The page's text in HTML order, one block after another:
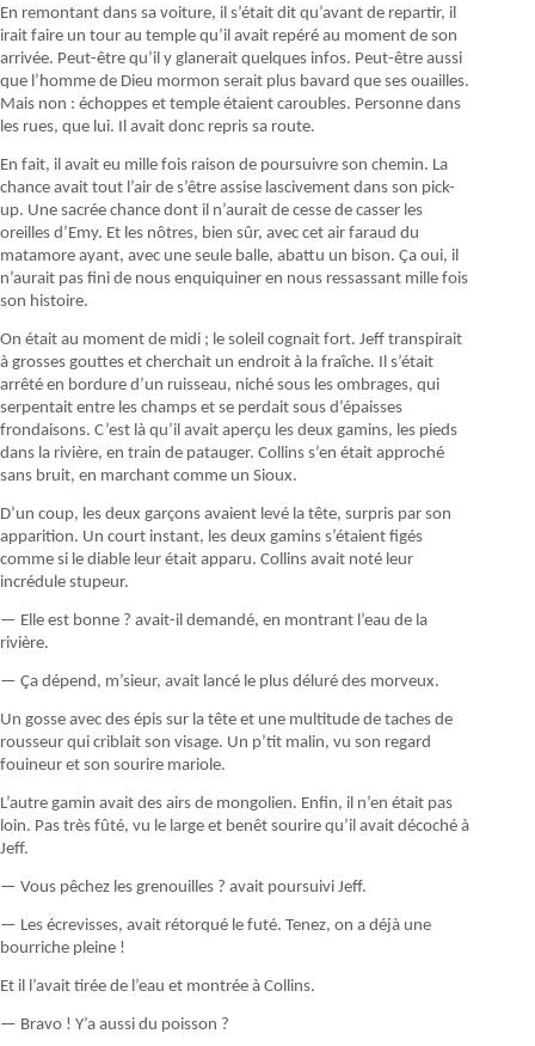
En remontant dans sa voiture, il s’était dit qu’avant de repartir, il
irait faire un tour au temple qu’il avait repéré au moment de son
arrivée. Peut-être qu’il y glanerait quelques infos. Peut-être aussi
que l’homme de Dieu mormon serait plus bavard que ses ouailles.
Mais non : échoppes et temple étaient caroubles. Personne dans
les rues, que lui. Il avait donc repris sa route.
En fait, il avait eu mille fois raison de poursuivre son chemin. La
chance avait tout l’air de s’être assise lascivement dans son pick-
up. Une sacrée chance dont il n’aurait de cesse de casser les
oreilles d’Emy. Et les nôtres, bien sûr, avec cet air faraud du
matamore ayant, avec une seule balle, abattu un bison. Ça oui, il
n’aurait pas fini de nous enquiquiner en nous ressassant mille fois
son histoire.
On était au moment de midi ; le soleil cognait fort. Jeff transpirait
à grosses gouttes et cherchait un endroit à la fraîche. Il s’était
arrêté en bordure d’un ruisseau, niché sous les ombrages, qui
serpentait entre les champs et se perdait sous d’épaisses
frondaisons. C’est là qu’il avait aperçu les deux gamins, les pieds
dans la rivière, en train de patauger. Collins s’en était approché
sans bruit, en marchant comme un Sioux.
D’un coup, les deux garçons avaient levé la tête, surpris par son
apparition. Un court instant, les deux gamins s’étaient figés
comme si le diable leur était apparu. Collins avait noté leur
incrédule stupeur.
— Elle est bonne ? avait-il demandé, en montrant l’eau de la
rivière.
— Ça dépend, m’sieur, avait lancé le plus déluré des morveux.
Un gosse avec des épis sur la tête et une multitude de taches de
rousseur qui criblait son visage. Un p’tit malin, vu son regard
fouineur et son sourire mariole.
L’autre gamin avait des airs de mongolien. Enfin, il n’en était pas
loin. Pas très fûté, vu le large et benêt sourire qu’il avait décoché à
Jeff.
— Vous pêchez les grenouilles ? avait poursuivi Jeff.
— Les écrevisses, avait rétorqué le futé. Tenez, on a déjà une
bourriche pleine !
Et il l’avait tirée de l’eau et montrée à Collins.
— Bravo ! Y’a aussi du poisson ?